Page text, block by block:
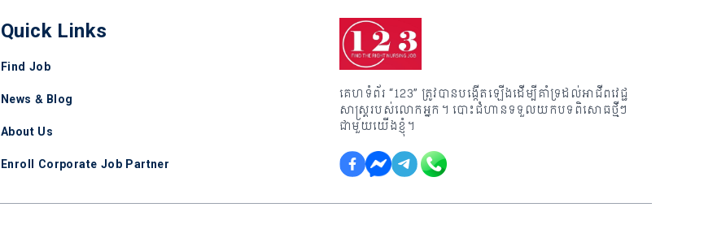
Quick Links
Find Job
News & Blog
About Us
Enroll Corporate Job Partner
គេហទំព័រ “123” ត្រូវបានបង្កើតឡើងដើម្បីគាំទ្រដល់អាជីពវេជ្ជ
សាស្រ្តរបស់លោកអ្នក។ បោះជំហានទទួលយកបទពិសោធថ្មីៗ
ជាមួយយើងខ្ញុំ។